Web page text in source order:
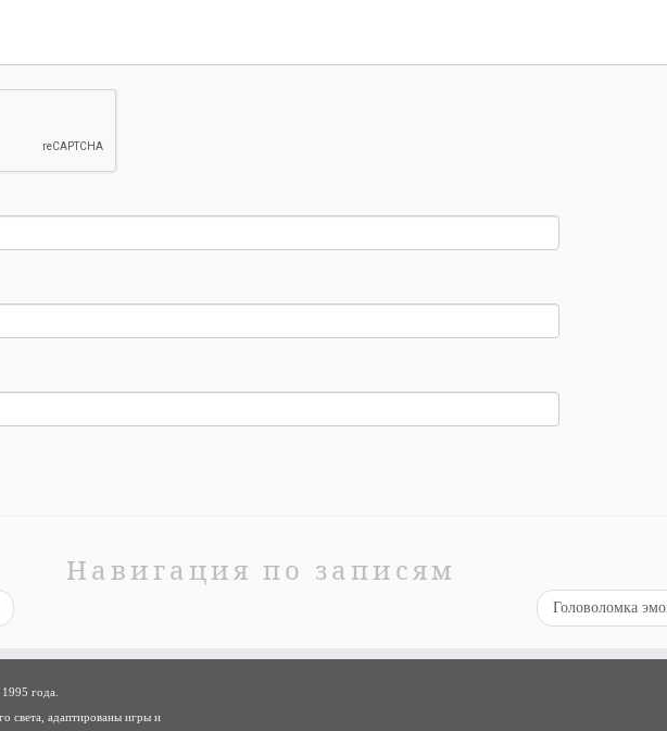
Навигация по записям
Головоломка
года.
света, адаптированы игры и